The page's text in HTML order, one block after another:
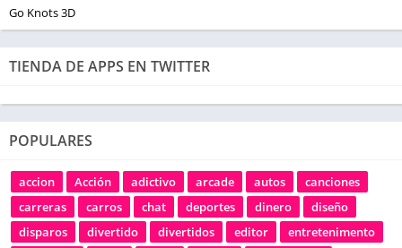
Go Knots 3D
TIENDA DE APPS EN TWITTER
POPULARES
accion Acción adictivo arcade autos
canciones
carreras
carros chat deportes dinero
diseño
disparos
divertido divertidos editor entretenimento